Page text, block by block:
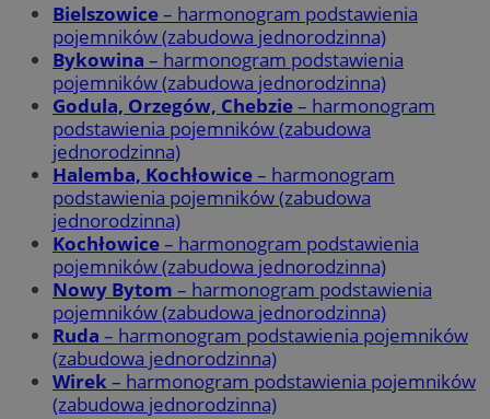
Bielszowice– harmonogram podstawienia
pojemników (zabudowa jednorodzinna)
Bykowina – harmonogram podstawienia
pojemników (zabudowa jednorodzinna)
Godula, Orzegów, Chebzie– harmonogram
podstawienia pojemników (zabudowa
jednorodzinna)
Halemba, Kochłowice– harmonogram
podstawienia pojemników (zabudowa
jednorodzinna)
Kochłowice– harmonogram podstawienia
pojemników (zabudowa jednorodzinna)
Nowy Bytom – harmonogram podstawienia
pojemników (zabudowa jednorodzinna)
Ruda – harmonogram podstawienia pojemników
(zabudowa jednorodzinna)
Wirek– harmonogram podstawienia pojemników
(zabudowa jednorodzinna)